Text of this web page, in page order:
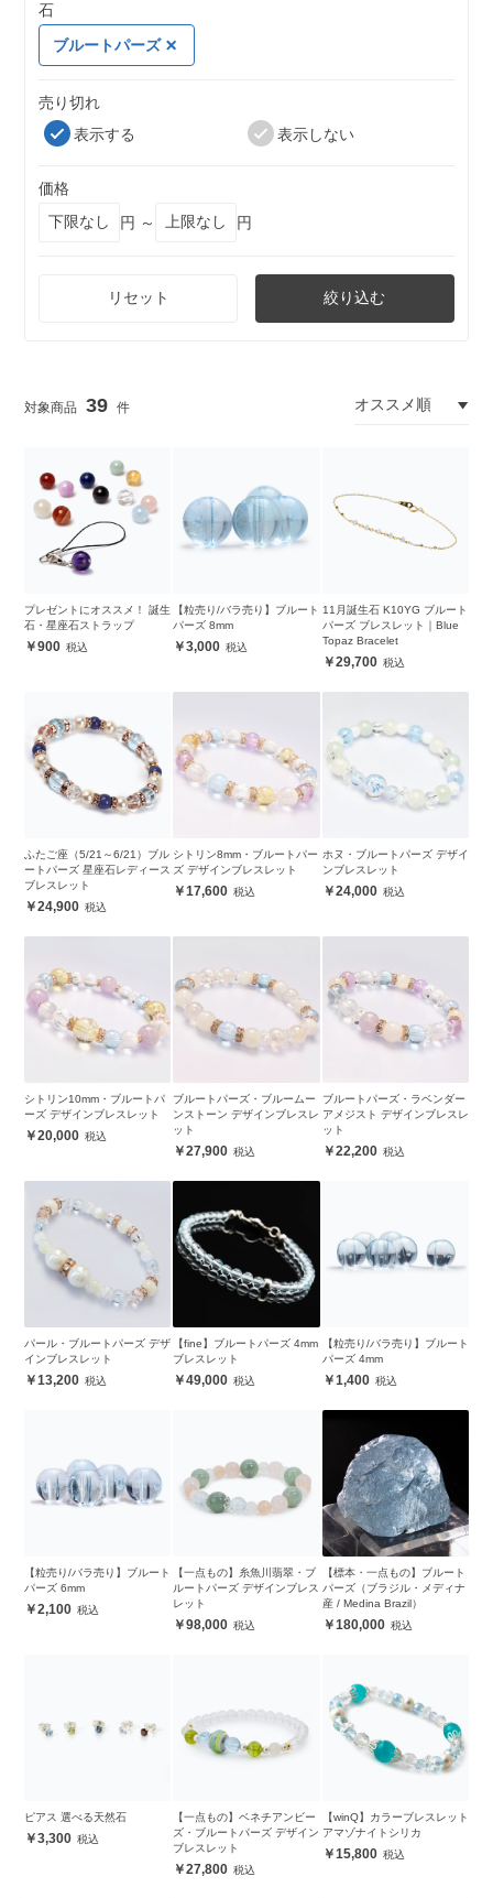
石
ブルートパーズ
売り切れ
表示する
表示しない
価格
円 ～
円
リセット 絞り込む
39
プレゼントにオススメ！ 誕生
石・星座石ストラップ
900
【粒売り/バラ売り】ブルート
パーズ 8mm
3,000
11月誕生石 K10YG ブルート
パーズ ブレスレット｜Blue
Topaz Bracelet
29,700
ふたご座（5/21～6/21）ブル
ートパーズ 星座石レディース
ブレスレット
24,900
シトリン8mm・ブルートパー
ズ デザインブレスレット
17,600
ホヌ・ブルートパーズ デザイ
ンブレスレット
24,000
シトリン10mm・ブルートパ
ーズ デザインブレスレット
20,000
ブルートパーズ・ブルームー
ンストーン デザインブレスレ
ット
27,900
ブルートパーズ・ラベンダー
アメジスト デザインブレスレ
ット
22,200
パール・ブルートパーズ デザ
インブレスレット
13,200
【fine】ブルートパーズ 4mm
ブレスレット
49,000
【粒売り/バラ売り】ブルート
パーズ 4mm
1,400
【粒売り/バラ売り】ブルート
パーズ 6mm
2,100
【一点もの】糸魚川翡翠・ブ
ルートパーズ デザインブレス
レット
98,000
【標本・一点もの】ブルート
パーズ（ブラジル・メディナ
産 / Medina Brazil）
180,000
ピアス 選べる天然石
3,300
【一点もの】ベネチアンビー
ズ・ブルートパーズ デザイン
ブレスレット
27,800
【winQ】カラーブレスレット
アマゾナイトシリカ
15,800